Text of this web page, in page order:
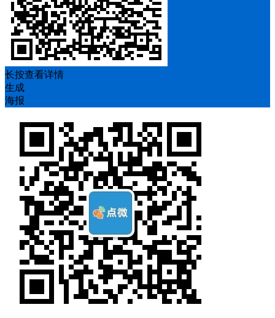
长按查看详情
生成
海报